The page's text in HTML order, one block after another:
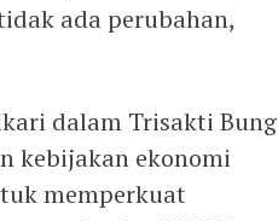
ada perubahan,
dalam Trisakti Bung
kebijakan ekonomi
memperkuat